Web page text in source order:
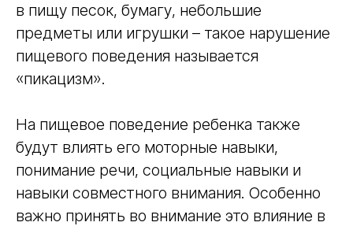
в пищу песок, бумагу, небольшие
предметы или игрушки – такое нарушение
пищевого поведения называется
«пикацизм».
На пищевое поведение ребенка также
будут влиять его моторные навыки,
понимание речи, социальные навыки и
навыки совместного внимания. Особенно
важно принять во внимание это влияние в
Документы
Контакты
iravonline@yandex.ru
+7 911 230 78 37
Мастерская
Блог
Сведения об
деятельности